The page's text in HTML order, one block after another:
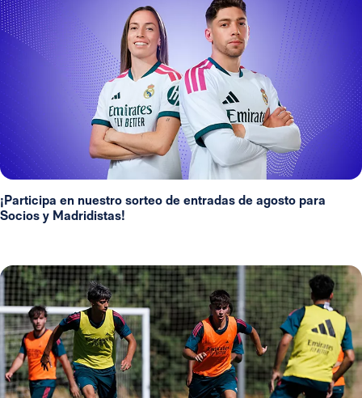
¡Participa en nuestro sorteo de entradas de agosto para
Socios y Madridistas!